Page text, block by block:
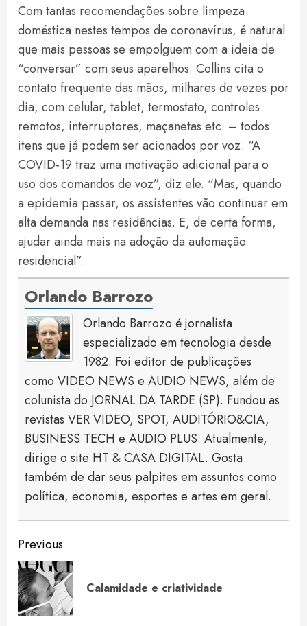
Com tantas recomendações sobre limpeza
doméstica nestes tempos de coronavírus, é natural
que mais pessoas se empolguem com a ideia de
“conversar” com seus aparelhos. Collins cita o
contato frequente das mãos, milhares de vezes por
dia, com celular, tablet, termostato, controles
remotos, interruptores, maçanetas etc. – todos
itens que já podem ser acionados por voz. “A
COVID-19 traz uma motivação adicional para o
uso dos comandos de voz”, diz ele. “Mas, quando
a epidemia passar, os assistentes vão continuar em
alta demanda nas residências. E, de certa forma,
ajudar ainda mais na adoção da automação
residencial”.
Orlando Barrozo
Orlando Barrozo é jornalista
especializado em tecnologia desde
1982. Foi editor de publicações
como VIDEO NEWS e AUDIO NEWS, além de
colunista do JORNAL DA TARDE (SP). Fundou as
revistas VER VIDEO, SPOT, AUDITÓRIO&CIA,
BUSINESS TECH e AUDIO PLUS. Atualmente,
dirige o site HT & CASA DIGITAL. Gosta
também de dar seus palpites em assuntos como
política, economia, esportes e artes em geral.
Continue
Reading
Previous
Calamidade e criatividade